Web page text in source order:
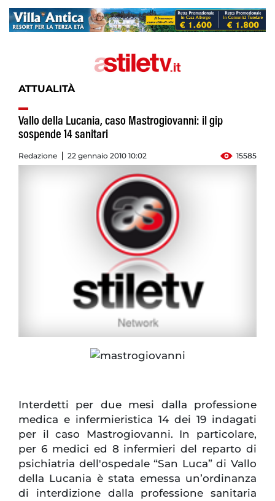
ATTUALITÀ
Vallo della Lucania, caso Mastrogiovanni: il gip
sospende 14 sanitari
Redazione 22 gennaio 2010 10:02 15585
Interdetti per due mesi dalla professione
medica e infermieristica 14 dei 19 indagati
per il caso Mastrogiovanni. In particolare,
per 6 medici ed 8 infermieri del reparto di
psichiatria dell'ospedale “San Luca” di Vallo
della Lucania è stata emessa un’ordinanza
di interdizione dalla professione sanitaria